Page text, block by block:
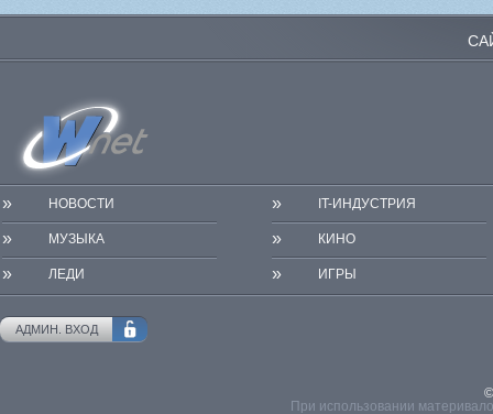
» НОВОСТИ » IT-ИНДУСТРИЯ
» МУЗЫКА » КИНО
» ЛЕДИ » ИГРЫ
АДМИН. ВХОД
При использовании